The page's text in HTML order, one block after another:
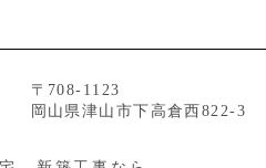
〒708-1123
岡山県津山市下高倉西822-3